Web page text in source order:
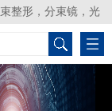
整形，分束镜，光